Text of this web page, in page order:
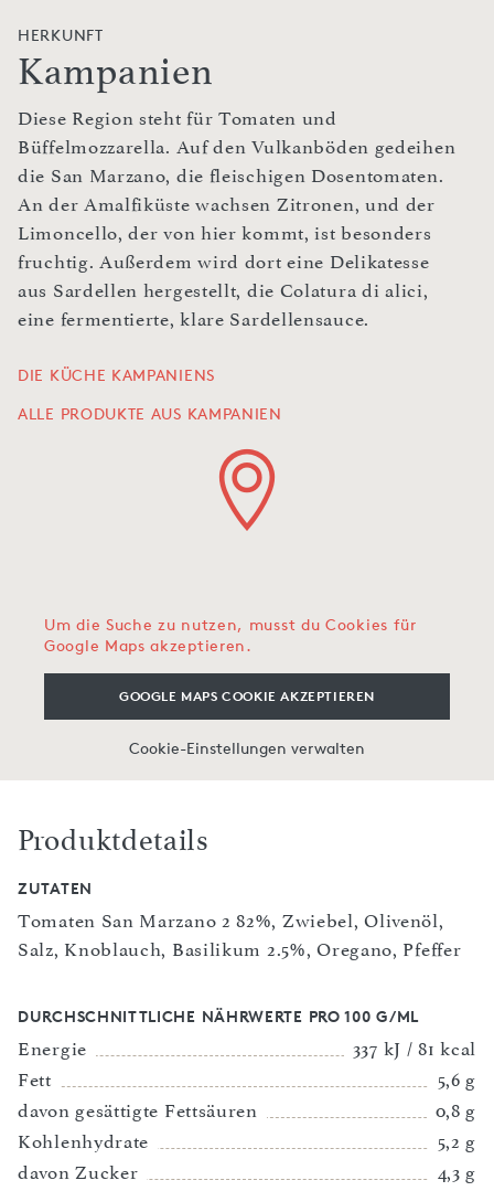
HERKUNFT
Kampanien
Diese Region steht für Tomaten und
Büffelmozzarella. Auf den Vulkanböden gedeihen
die San Marzano, die fleischigen Dosentomaten.
An der Amalfiküste wachsen Zitronen, und der
Limoncello, der von hier kommt, ist besonders
fruchtig. Außerdem wird dort eine Delikatesse
aus Sardellen hergestellt, die Colatura di alici,
eine fermentierte, klare Sardellensauce.
DIE KÜCHE KAMPANIENS
ALLE PRODUKTE AUS KAMPANIEN
Um die Suche zu nutzen, musst du Cookies für
Google Maps akzeptieren.
GOOGLE MAPS COOKIE AKZEPTIEREN
Cookie-Einstellungen verwalten
Produktdetails
ZUTATEN
Tomaten San Marzano 2 82%, Zwiebel, Olivenöl,
Salz, Knoblauch, Basilikum 2.5%, Oregano, Pfeffer
DURCHSCHNITTLICHE NÄHRWERTE PRO 100 G/ML
Energie
337 kJ / 81 kcal
Fett
5,6 g
davon gesättigte Fettsäuren
0,8 g
Kohlenhydrate
5,2 g
davon Zucker
4,3 g